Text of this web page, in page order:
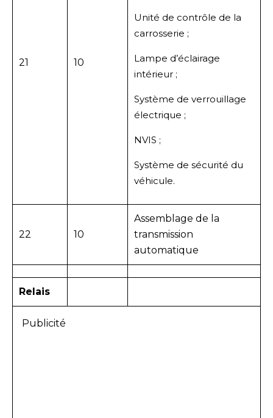
21 10
Unité de contrôle de la
carrosserie ;
Lampe d’éclairage
intérieur ;
Système de verrouillage
électrique ;
NVIS ;
Système de sécurité du
véhicule.
22 10
Assemblage de la
transmission
automatique
Relais
Publicité